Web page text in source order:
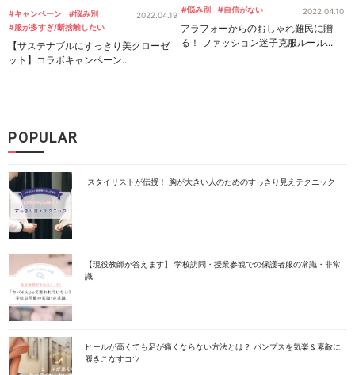
#キャンペーン
#悩み別
#服が多すぎ/断捨離したい
2022.04.19
【サステナブルにすっきり美クローゼ
ット】コラボキャンペーン...
#悩み別 #自信がない 2022.04.10
アラフォーからのおしゃれ難民に贈
る！ ファッション迷子克服ルール...
POPULAR
スタイリストが伝授！ 胸が大きい人のためのすっきり見えテクニック
【現役教師が答えます】 学校訪問・授業参観での保護者服の常識・非常
識
ヒールが高くても足が痛くならない方法とは？ パンプスを気楽＆素敵に
履きこなすコツ